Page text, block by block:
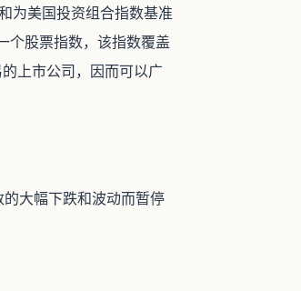
为美国投资组合指数基准
个股票指数，该指数覆盖
上市公司，因而可以广
大幅下跌和波动而暂停